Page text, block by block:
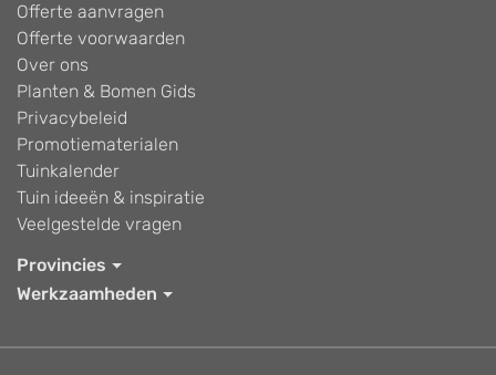
Offerte aanvragen
Offerte voorwaarden
Over ons
Planten & Bomen Gids
Privacybeleid
Promotiematerialen
Tuinkalender
Tuin ideeën & inspiratie
Veelgestelde vragen
Provincies
Werkzaamheden